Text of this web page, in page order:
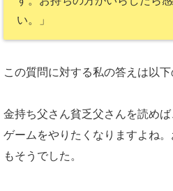
い。」
この質問に対する私の答えは以下
金持ち父さん貧乏父さんを読め
ゲームをやりたくなりますよね
もそうでした。